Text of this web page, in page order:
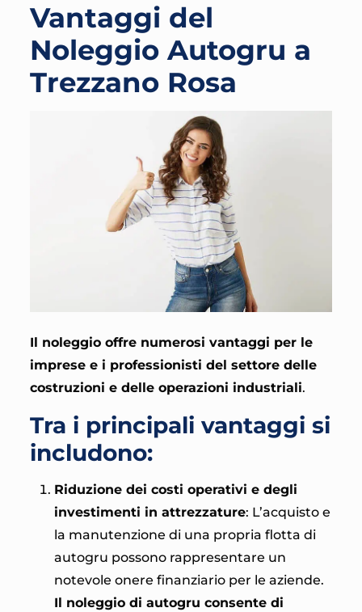
Vantaggi del
Noleggio Autogru a
Trezzano Rosa
Il noleggio offre numerosi vantaggi per le
imprese e i professionisti del settore delle
costruzioni e delle operazioni industriali.
Tra i principali vantaggi si
includono:
Riduzione dei costi operativi e degli
investimenti in attrezzature: L’acquisto e
la manutenzione di una propria flotta di
autogru possono rappresentare un
notevole onere finanziario per le aziende.
Il noleggio di autogru consente di